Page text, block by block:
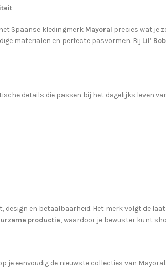
Spaanse kledingmerk Mayoral precies wat je
materialen en perfecte pasvormen. Bij Lil’
details die passen bij het dagelijks leven
design en betaalbaarheid. Het merk volgt de
productie, waardoor je bewuster kunt
je eenvoudig de nieuwste collecties van